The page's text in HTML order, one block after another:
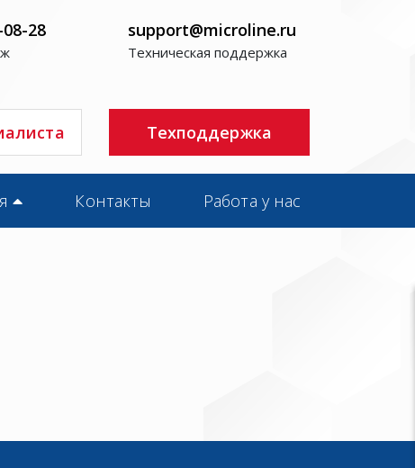
28 support@microline.ru
Техническая поддержка
Техподдержка
Контакты Работа у нас